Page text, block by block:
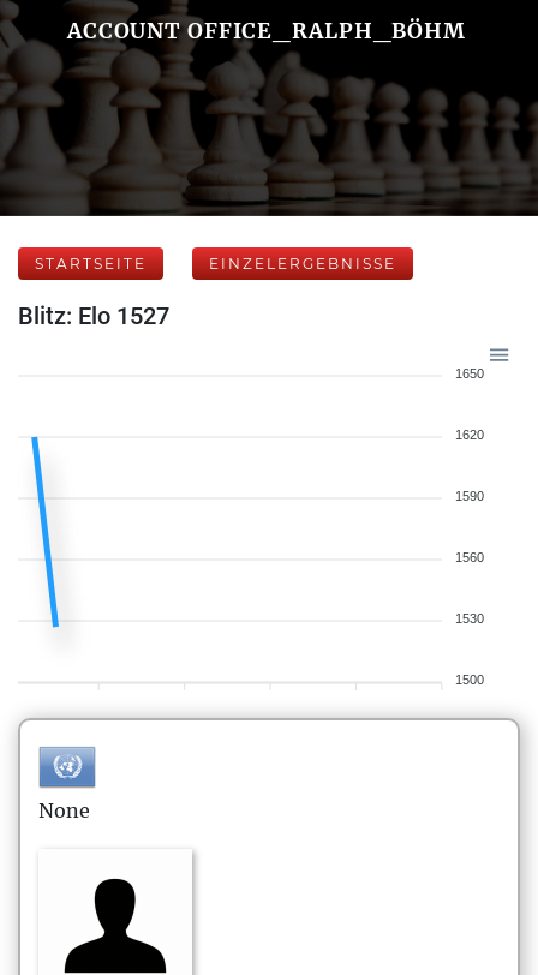
ACCOUNT OFFICE_RALPH_BÖHM
STARTSEITE EINZELERGEBNISSE
Blitz: Elo 1527
1650
1620
1590
1560
1530
1500
None